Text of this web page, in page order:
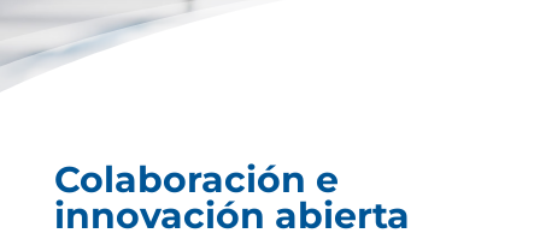
Colaboración e
innovación abierta